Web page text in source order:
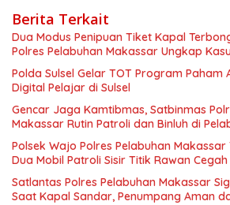
Berita Terkait
Dua Modus Penipuan Tiket Kapal
Polres Pelabuhan Makassar Ungkap
Polda Sulsel Gelar TOT Program Paham
Digital Pelajar di Sulsel
Gencar Jaga Kamtibmas, Satbinmas
Makassar Rutin Patroli dan Binluh di
Polsek Wajo Polres Pelabuhan Makassar
Dua Mobil Patroli Sisir Titik Rawan
Satlantas Polres Pelabuhan Makassar
Saat Kapal Sandar, Penumpang Aman